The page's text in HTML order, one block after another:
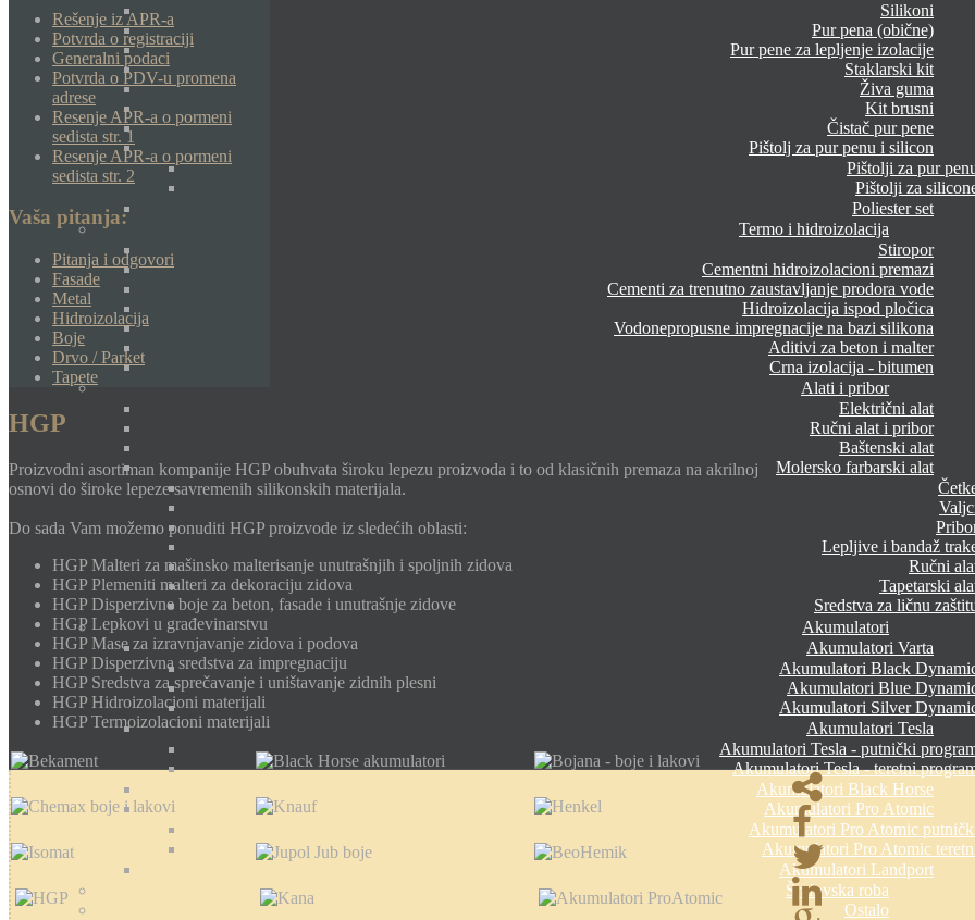
Silikoni
Pur pena (obične)
Pur pene za lepljenje izolacije
Staklarski kit
Živa guma
Kit brusni
Čistač pur pene
Pištolj za pur penu i silicon
Pištolji za pur
Pištolji za
Poliester set
Termo i hidroizolacija
Stiropor
Cementni hidroizolacioni premazi
Cementi za trenutno zaustavljanje prodora vode
Hidroizolacija ispod pločica
Vodonepropusne impregnacije na bazi silikona
Aditivi za beton i malter
Crna izolacija - bitumen
Alati i pribor
Električni alat
Ručni alat i pribor
Baštenski alat
Molersko farbarski alat
Lepljive i bandaž
Ručni
Tapetarski
Sredstva za ličnu
Akumulatori
Akumulatori Varta
Akumulatori Black
Akumulatori Blue
Akumulatori Silver
Akumulatori Tesla
Akumulatori Tesla - putnički
Akumulatori Tesla - teretni
Akumulatori Black Horse
Akumulatori Pro Atomic
Akumulatori Pro Atomic
Akumulatori Pro Atomic
Akumulatori Landport
Šrafovska roba
Ostalo
Rešenje iz APR-a
Potvrda o registraciji
Generalni podaci
Potvrda o PDV-u promena
adrese
Resenje APR-a o pormeni
sedista str. 1
Resenje APR-a o pormeni
sedista str. 2
Vaša pitanja:
Pitanja i odgovori
Fasade
Metal
Hidroizolacija
Boje
Drvo / Parket
Tapete
HGP
Proizvodni asortiman kompanije HGP obuhvata široku lepezu proizvoda i to od klasičnih premaza na akrilnoj
osnovi do široke lepeze savremenih silikonskih materijala.
Do sada Vam možemo ponuditi HGP proizvode iz sledećih oblasti:
HGP Malteri za mašinsko malterisanje unutrašnjih i spoljnih zidova
HGP Plemeniti malteri za dekoraciju zidova
HGP Disperzivne boje za beton, fasade i unutrašnje zidove
HGP Lepkovi u građevinarstvu
HGP Mase za izravnjavanje zidova i podova
HGP Disperzivna sredstva za impregnaciju
HGP Sredstva za sprečavanje i uništavanje zidnih plesni
HGP Hidroizolacioni materijali
HGP Termoizolacioni materijali